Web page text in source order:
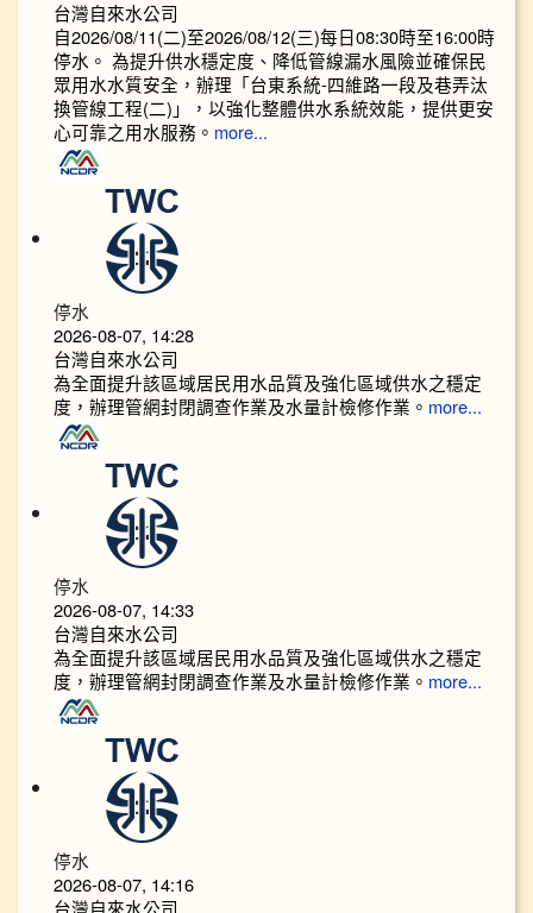
台灣自來水公司
自2026/08/11(二)至2026/08/12(三)每日08:30時至16:00時
停水。 為提升供水穩定度、降低管線漏水風險並確保民
眾用水水質安全，辦理「台東系統-四維路一段及巷弄汰
換管線工程(二)」，以強化整體供水系統效能，提供更安
心可靠之用水服務。 more...
停水
2026-08-07, 14:28
台灣自來水公司
為全面提升該區域居民用水品質及強化區域供水之穩定
度，辦理管網封閉調查作業及水量計檢修作業。 more...
停水
2026-08-07, 14:33
台灣自來水公司
為全面提升該區域居民用水品質及強化區域供水之穩定
度，辦理管網封閉調查作業及水量計檢修作業。 more...
停水
2026-08-07, 14:16
台灣自來水公司